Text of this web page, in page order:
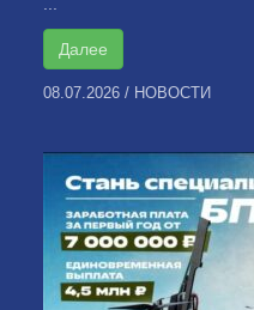
...
Далее
08.07.2026 / НОВОСТИ